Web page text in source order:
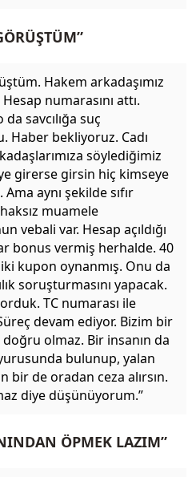
Hakem arkadaşımız
numarasını attı.
savcılığa suç
bekliyoruz. Cadı
söylediğimiz
girerse girsin hiç kimseye
aynı şekilde sıfır
muamele
vebali var. Hesap açıldığı
bonus vermiş herhalde. 40
kupon oynanmış. Onu da
soruşturmasını yapacak.
TC numarası ile
devam ediyor. Bizim bir
olmaz. Bir insanın da
bulunup, yalan
bir de oradan ceza alırsın.
diye düşünüyorum.”
ÖPMEK LAZIM”